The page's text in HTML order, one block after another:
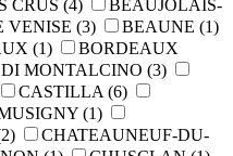
CRUS (4)
BEAUJOLAIS-
VENISE (3) BEAUNE (1)
(1)
BORDEAUX
MONTALCINO (3)
CASTILLA (6)
(1)
CHATEAUNEUF-DU-